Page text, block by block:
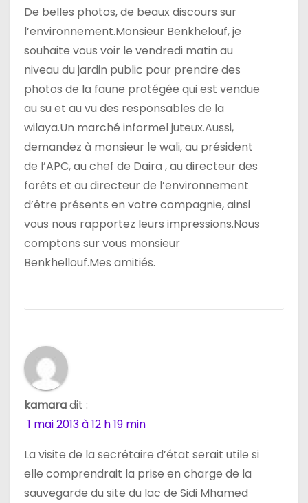
De belles photos, de beaux discours sur
l’environnement.Monsieur Benkhelouf, je
souhaite vous voir le vendredi matin au
niveau du jardin public pour prendre des
photos de la faune protégée qui est vendue
au su et au vu des responsables de la
wilaya.Un marché informel juteux.Aussi,
demandez à monsieur le wali, au président
de l’APC, au chef de Daira , au directeur des
forêts et au directeur de l’environnement
d’être présents en votre compagnie, ainsi
vous nous rapportez leurs impressions.Nous
comptons sur vous monsieur
Benkhellouf.Mes amitiés.
kamaradit :
1 mai 2013 à 12 h 19 min
La visite de la secrétaire d’état serait utile si
elle comprendrait la prise en charge de la
sauvegarde du site du lac de Sidi Mhamed